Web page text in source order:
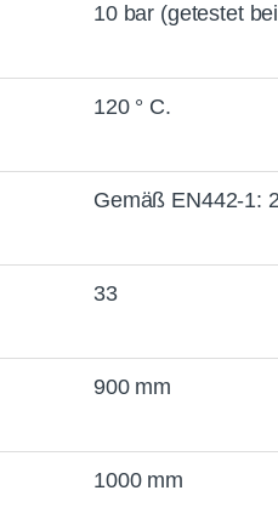
10 bar (getestet
120 ° C.
Gemäß EN442-1:
33
900 mm
1000 mm